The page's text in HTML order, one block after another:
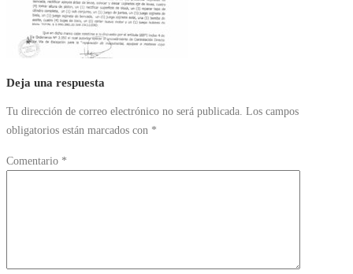
Deja una respuesta
Tu dirección de correo electrónico no será publicada. Los campos
obligatorios están marcados con *
Comentario *